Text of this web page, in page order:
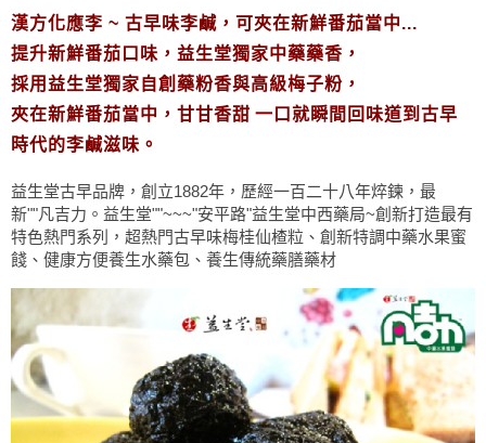
漢方化應李 ~ 古早味李鹹，可夾在新鮮番茄當中...
提升新鮮番茄口味，益生堂獨家中藥藥香，
採用益生堂獨家自創藥粉香與高級梅子粉，
夾在新鮮番茄當中，甘甘香甜 一口就瞬間回味道到古早
時代的李鹹滋味。
益生堂古早品牌，創立1882年，歷經一百二十八年焠鍊，最
新""凡吉力。益生堂""~~~"安平路"益生堂中西藥局~創新打造最有
特色熱門系列，超熱門古早味梅桂仙楂粒、創新特調中藥水果蜜
餞、健康方便養生水藥包、養生傳統藥膳藥材